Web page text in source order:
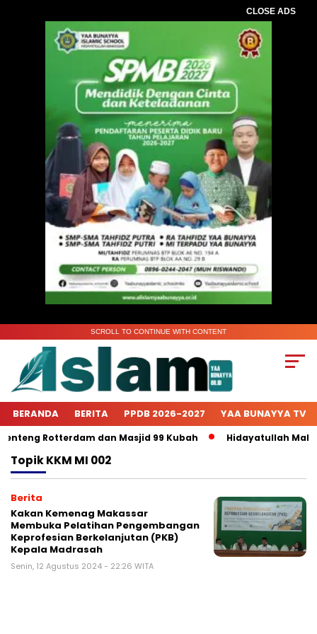
CLOSE ADS
SCROLL TO CONTINUE WITH CONTENT
BERANDA BERITA PPDB 2026-2027 YAA BUNAYYA TV
Rotterdam dan Masjid 99 Kubah Hidayatullah
TopikKKM MI 002
Berita
Kakan Kemenag Makassar
Membuka Pelatihan Pengembangan
Keprofesian Berkelanjutan (PKB)
Kepala Madrasah
Senin, 12 Agustus 2024 - 22:26 WITA